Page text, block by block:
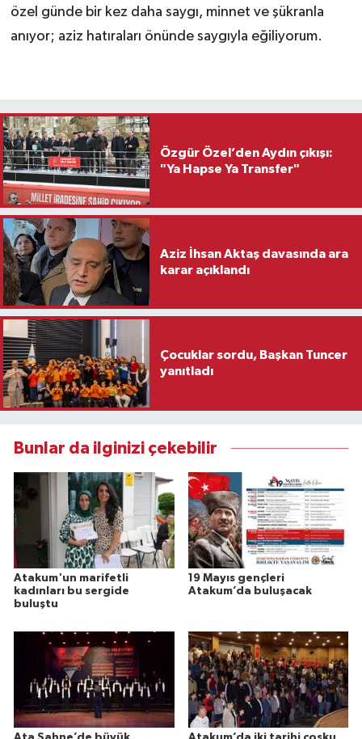
özel günde bir kez daha saygı, minnet ve şükranla
anıyor; aziz hatıraları önünde saygıyla eğiliyorum.
Özgür Özel’den Aydın çıkışı:
"Ya Hapse Ya Transfer"
Aziz İhsan Aktaş davasında ara
karar açıklandı
Çocuklar sordu, Başkan Tuncer
yanıtladı
Bunlar da ilginizi çekebilir
Atakum'un marifetli
kadınları bu sergide
buluştu
19 Mayıs gençleri
Atakum’da buluşacak